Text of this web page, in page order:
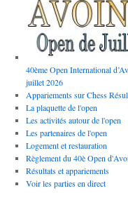
40ème Open International
juillet 2026
Appariements sur Chess
La plaquette de l'open
Les activités autour de l'open
Les partenaires de l'open
Logement et restauration
Règlement du 40è Open
Résultats et appariements
Voir les parties en direct